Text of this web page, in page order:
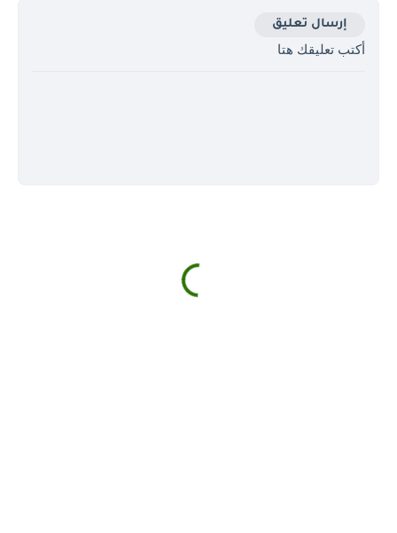
إرسال تعليق
أكتب تعليقك هتا